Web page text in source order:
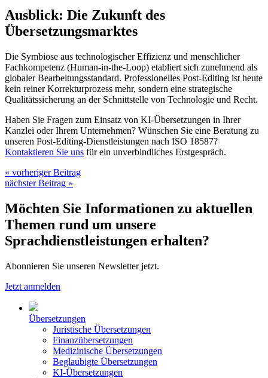
Ausblick: Die Zukunft des
Übersetzungsmarktes
Die Symbiose aus technologischer Effizienz und menschlicher
Fachkompetenz (Human-in-the-Loop) etabliert sich zunehmend als
globaler Bearbeitungsstandard. Professionelles Post-Editing ist heute
kein reiner Korrekturprozess mehr, sondern eine strategische
Qualitätssicherung an der Schnittstelle von Technologie und Recht.
Haben Sie Fragen zum Einsatz von KI-Übersetzungen in Ihrer
Kanzlei oder Ihrem Unternehmen? Wünschen Sie eine Beratung zu
unseren Post-Editing-Dienstleistungen nach ISO 18587?
Kontaktieren Sie uns für ein unverbindliches Erstgespräch.
« vorheriger Beitrag
nächster Beitrag »
Möchten Sie Informationen zu aktuellen
Themen rund um unsere
Sprachdienstleistungen erhalten?
Abonnieren Sie unseren Newsletter jetzt.
Jetzt anmelden
Übersetzungen
Juristische Übersetzungen
Finanzübersetzungen
Medizinische Übersetzungen
Beglaubigte Übersetzungen
KI-Übersetzungen